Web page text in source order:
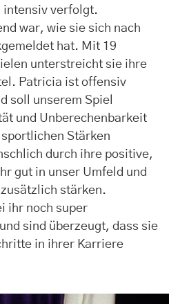
intensiv verfolgt.
war, wie sie sich nach
hat. Mit 19
unterstreicht sie ihre
Patricia ist offensiv
soll unserem Spiel
und Unberechenbarkeit
Stärken
durch ihre positive,
gut in unser Umfeld und
stärken.
ihr noch super
sind überzeugt, dass sie
in ihrer Karriere